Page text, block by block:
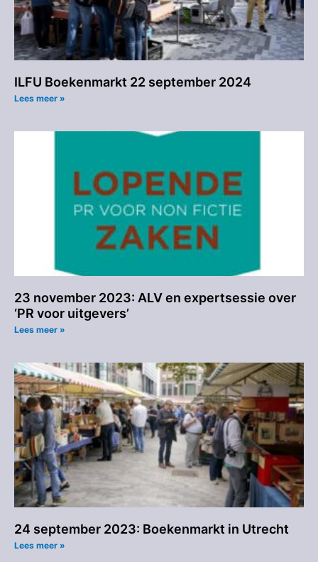
ILFU Boekenmarkt 22 september 2024
Lees meer »
23 november 2023: ALV en expertsessie over
‘PR voor uitgevers’
Lees meer »
24 september 2023: Boekenmarkt in Utrecht
Lees meer »